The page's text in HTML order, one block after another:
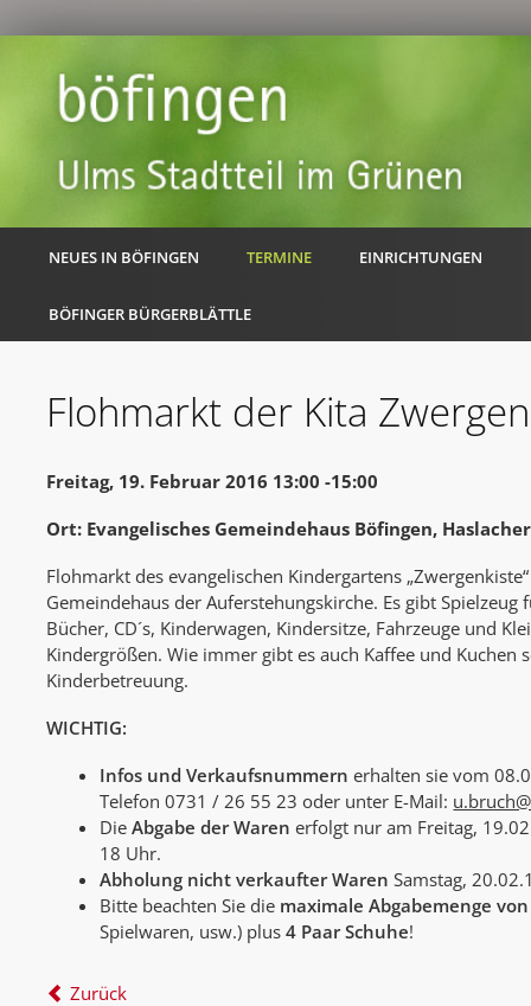
NEUES IN BÖFINGEN TERMINE EINRICHTUNGEN
BÖFINGER BÜRGERBLÄTTLE
Flohmarkt der Kita
Freitag, 19. Februar 2016 13:00 -15:00
Ort: Evangelisches Gemeindehaus Böfingen,
Flohmarkt des evangelischen Kindergartens
Gemeindehaus der Auferstehungskirche. Es gibt
Bücher, CD´s, Kinderwagen, Kindersitze, Fahrzeuge und
Kindergrößen. Wie immer gibt es auch Kaffee und Kuchen
Kinderbetreuung.
WICHTIG:
Infos und Verkaufsnummern erhalten sie vom
Telefon 0731 / 26 55 23 oder unter E-Mail:
DieAbgabe der Waren erfolgt nur am Freitag,
18 Uhr.
Abholung nicht verkaufter Waren Samstag,
Bitte beachten Sie die maximale Abgabemenge
Spielwaren, usw.) plus4 Paar Schuhe!
Zurück